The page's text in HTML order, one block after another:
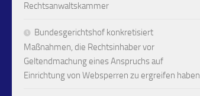
Rechtsanwaltskammer
Bundesgerichtshof konkretisiert
Maßnahmen, die Rechtsinhaber vor
Geltendmachung eines Anspruchs auf
Einrichtung von Websperren zu ergreifen haben